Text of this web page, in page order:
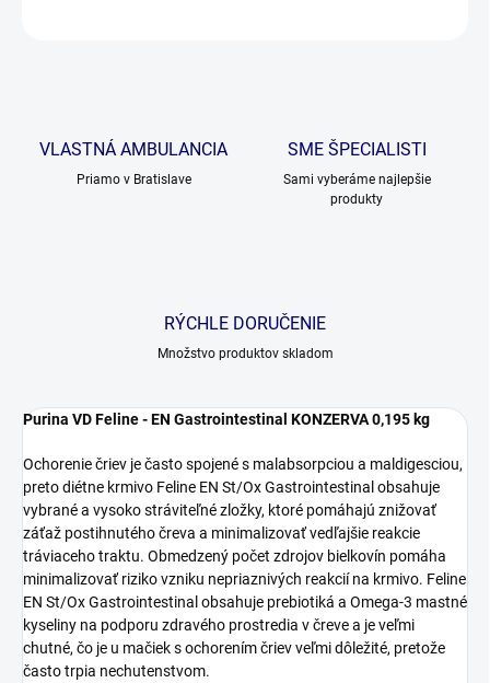
VLASTNÁ AMBULANCIA
Priamo v Bratislave
SME ŠPECIALISTI
Sami vyberáme najlepšie
produkty
RÝCHLE DORUČENIE
Množstvo produktov skladom
Purina VD Feline - EN Gastrointestinal KONZERVA 0,195 kg
Ochorenie čriev je často spojené s malabsorpciou a maldigesciou,
preto diétne krmivo Feline EN St/Ox Gastrointestinal obsahuje
vybrané a vysoko stráviteľné zložky, ktoré pomáhajú znižovať
záťaž postihnutého čreva a minimalizovať vedľajšie reakcie
tráviaceho traktu. Obmedzený počet zdrojov bielkovín pomáha
minimalizovať riziko vzniku nepriaznivých reakcií na krmivo. Feline
EN St/Ox Gastrointestinal obsahuje prebiotiká a Omega-3 mastné
kyseliny na podporu zdravého prostredia v čreve a je veľmi
chutné, čo je u mačiek s ochorením čriev veľmi dôležité, pretože
často trpia nechutenstvom.